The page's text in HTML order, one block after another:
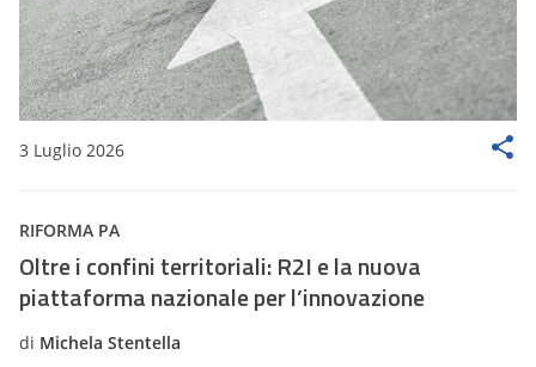
3 Luglio 2026
RIFORMA PA
Oltre i confini territoriali: R2I e la nuova
piattaforma nazionale per l’innovazione
di Michela Stentella